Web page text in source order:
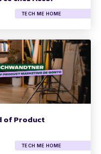
TECH ME HOME
of Product
TECH ME HOME